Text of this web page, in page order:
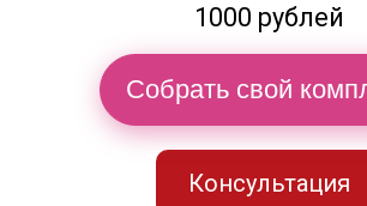
1000 рублей
Собрать свой
Консультация